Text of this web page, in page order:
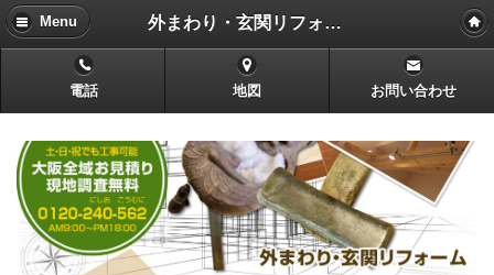
Menu 外まわり・玄関リフォーム
電話 地図 お問い合わせ